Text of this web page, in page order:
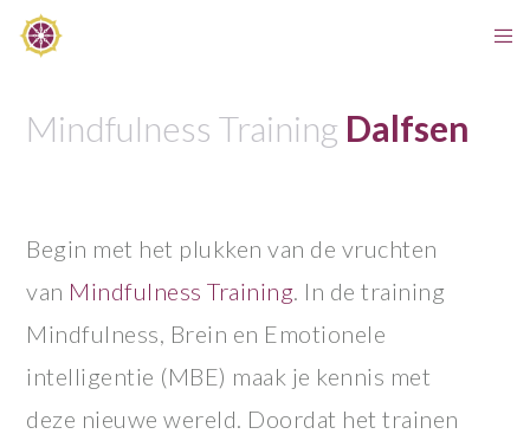
Mindfulness Training Dalfsen
Begin met het plukken van de vruchten
van Mindfulness Training. In de training
Mindfulness, Brein en Emotionele
intelligentie (MBE) maak je kennis met
deze nieuwe wereld. Doordat het trainen